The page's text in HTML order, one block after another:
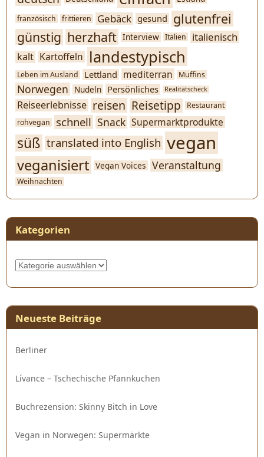
französisch frittieren Gebäck gesund glutenfrei
günstig herzhaft Interview Italien italienisch
kalt Kartoffeln landestypisch
Leben im Ausland Lettland mediterran Muffins
Norwegen Nudeln Persönliches Realitätscheck
Reiseerlebnisse reisen Reisetipp
Restaurant
rohvegan
schnell Snack Supermarktprodukte
süß translated into English vegan
veganisiert Vegan Voices Veranstaltung
Weihnachten
Kategorien
Kategorien
Neueste Beiträge
Berliner
Lívance – Tschechische Pfannkuchen
Buchrezension: Skinny Bitch in Love
Vegan in Norwegen: Supermärkte